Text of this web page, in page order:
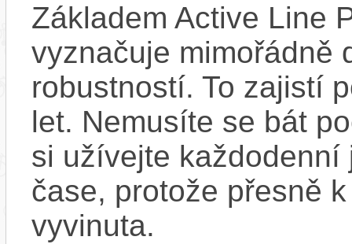
Základem Active Line
vyznačuje mimořádně
robustností. To zajistí
let. Nemusíte se bát
si užívejte
čase, protože přesně
vyvinuta.